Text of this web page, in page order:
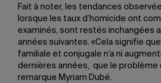
Fait à noter, les tendances
lorsque les taux d’homicide ont
examinés, sont restés inchangées
années suivantes. «Cela signifie
familiale et conjugale n’a ni
dernières années, que le problème
remarque Myriam Dubé.